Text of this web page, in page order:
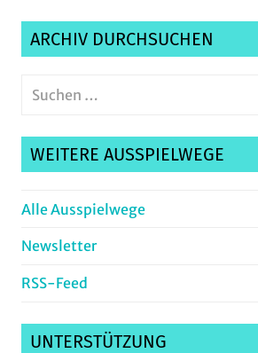
ARCHIV DURCHSUCHEN
Suchen
WEITERE AUSSPIELWEGE
Alle Ausspielwege
Newsletter
RSS-Feed
UNTERSTÜTZUNG